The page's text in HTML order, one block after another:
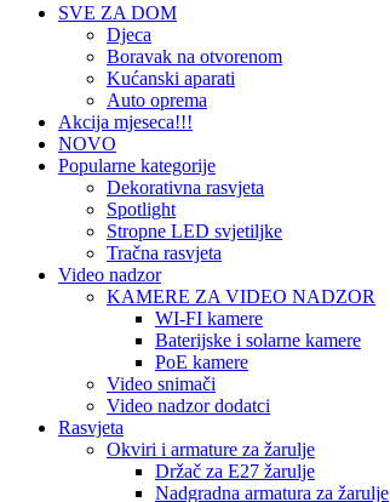
SVE ZA DOM
Djeca
Boravak na otvorenom
Kućanski aparati
Auto oprema
Akcija mjeseca!!!
NOVO
Popularne kategorije
Dekorativna rasvjeta
Spotlight
Stropne LED svjetiljke
Tračna rasvjeta
Video nadzor
KAMERE ZA VIDEO NADZOR
WI-FI kamere
Baterijske i solarne kamere
PoE kamere
Video snimači
Video nadzor dodatci
Rasvjeta
Okviri i armature za žarulje
Držač za E27 žarulje
Nadgradna armatura za žarulje